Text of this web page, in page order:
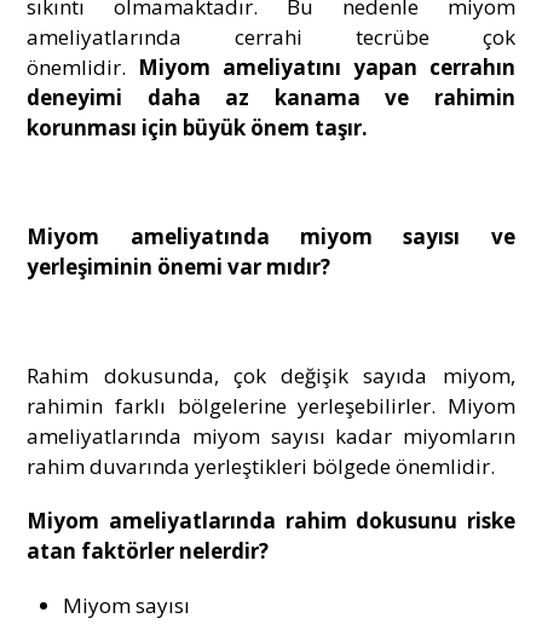
sıkıntı olmamaktadır. Bu nedenle miyom
ameliyatlarında cerrahi tecrübe çok
önemlidir. Miyom ameliyatını yapan cerrahın
deneyimi daha az kanama ve rahimin
korunması için büyük önem taşır.
Miyom ameliyatında miyom sayısı ve
yerleşiminin önemi var mıdır?
Rahim dokusunda, çok değişik sayıda miyom,
rahimin farklı bölgelerine yerleşebilirler. Miyom
ameliyatlarında miyom sayısı kadar miyomların
rahim duvarında yerleştikleri bölgede önemlidir.
Miyom ameliyatlarında rahim dokusunu riske
atan faktörler nelerdir?
Miyom sayısı